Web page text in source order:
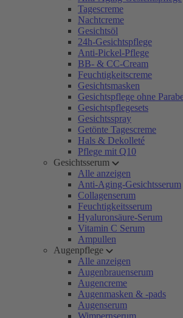
Tagescreme
Nachtcreme
Gesichtsöl
24h-Gesichtspflege
Anti-Pickel-Pflege
BB- & CC-Cream
Feuchtigkeitscreme
Gesichtsmasken
Gesichtspflege ohne
Gesichtspflegesets
Gesichtsspray
Getönte Tagescreme
Hals & Dekolleté
Pflege mit Q10
Gesichtsserum
Alle anzeigen
Anti-Aging-Gesichtsserum
Collagenserum
Feuchtigkeitsserum
Hyaluronsäure-Serum
Vitamin C Serum
Ampullen
Augenpflege
Alle anzeigen
Augenbrauenserum
Augencreme
Augenmasken & -pads
Augenserum
Wimpernserum